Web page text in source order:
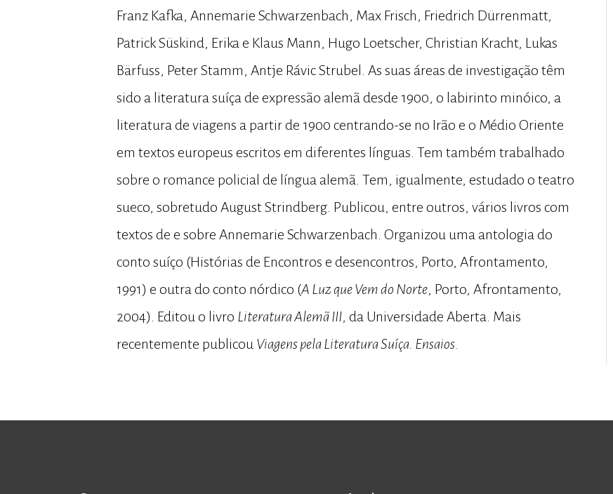
Franz Kafka, Annemarie Schwarzenbach, Max Frisch, Friedrich Dürrenmatt,
Patrick Süskind, Erika e Klaus Mann, Hugo Loetscher, Christian Kracht, Lukas
Bärfuss, Peter Stamm, Antje Rávic Strubel. As suas áreas de investigação têm
sido a literatura suíça de expressão alemã desde 1900, o labirinto minóico, a
literatura de viagens a partir de 1900 centrando-se no Irão e o Médio Oriente
em textos europeus escritos em diferentes línguas. Tem também trabalhado
sobre o romance policial de língua alemã. Tem, igualmente, estudado o teatro
sueco, sobretudo August Strindberg. Publicou, entre outros, vários livros com
textos de e sobre Annemarie Schwarzenbach. Organizou uma antologia do
conto suíço (Histórias de Encontros e desencontros, Porto, Afrontamento,
1991) e outra do conto nórdico (A Luz que Vem do Norte, Porto, Afrontamento,
2004). Editou o livro Literatura Alemã III, da Universidade Aberta. Mais
recentemente publicou Viagens pela Literatura Suíça. Ensaios.